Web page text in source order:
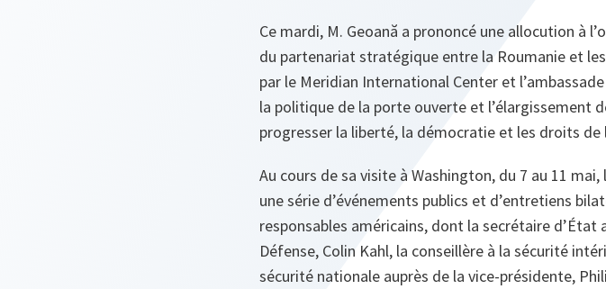
Ce mardi, M. Geoană a prononcé une allocution à
du partenariat stratégique entre la Roumanie et
par le Meridian International Center et
la politique de la porte ouverte et l’élargissement
progresser la liberté, la démocratie et les droits
Au cours de sa visite à Washington, du 7 au 11
une série d’événements publics et d’entretiens
responsables américains, dont la secrétaire
Défense, Colin Kahl, la conseillère à la sécurité
sécurité nationale auprès de la vice‑présidente,